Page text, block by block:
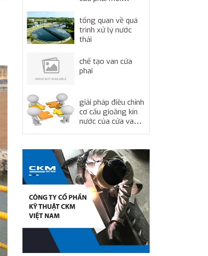
tổng quan về quá
trình xử lý nước
thải
chế tạo van cửa
phai
giải pháp điều chỉnh
cơ cấu gioăng kín
nước của cửa van